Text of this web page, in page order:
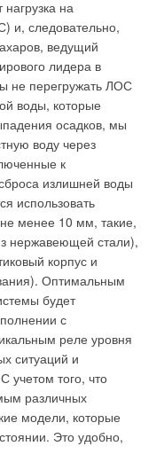
на
и, следовательно,
ведущий
лидера в
не перегружать ЛОС
воды, которые
осадков, мы
воду через
к
излишней воды
использовать
менее 10 мм, такие,
нержавеющей стали),
корпус и
Оптимальным
будет
с
реле уровня
ситуаций и
учетом того, что
различных
модели, которые
Это удобно,